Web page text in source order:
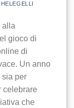
alla
gioco di
di
Un anno
sia per
celebrare
che